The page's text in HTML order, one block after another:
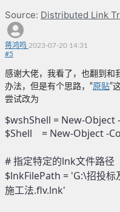
Source: Distributed Link
蒋鸿鸣 2023-07-20 14:31
#5
感谢大佬，我看了，也翻到和
办法，但是有个思路，“原贴”
尝试改为
$wshShell = New-
$Shell    = New-Object -
# 指定特定的lnk文件路径
$lnkFilePath = 'G:\招投
施工法.flv.lnk'